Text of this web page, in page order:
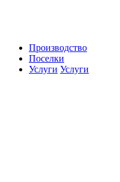
Производство
Поселки
Услуги Услуги